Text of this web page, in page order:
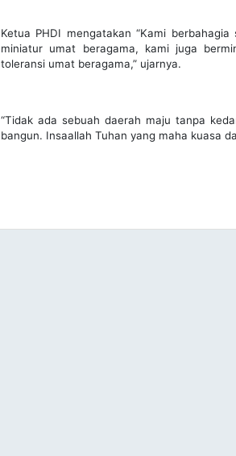
Ketua PHDI mengatakan “Kami
miniatur umat beragama, kami juga
toleransi umat beragama,” ujarnya.
“Tidak ada sebuah daerah maju tanpa
bangun. Insaallah Tuhan yang maha kuasa